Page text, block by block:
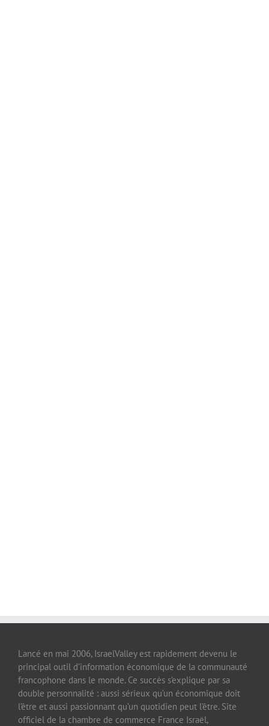
Lancé en mai 2006, IsraelValley est rapidement devenu le
principal outil d’information économique de la communauté
francophone dans le monde. Ce succès s’explique par sa
double personnalité : aussi sérieux qu’un économique doit
l’être et aussi passionnant qu’un quotidien peut l’être. Site
officiel de la chambre de commerce France Israël,